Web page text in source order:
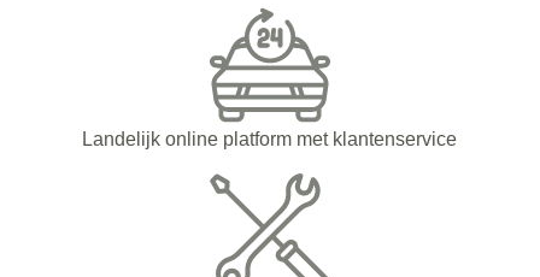
Landelijk online platform met klantenservice